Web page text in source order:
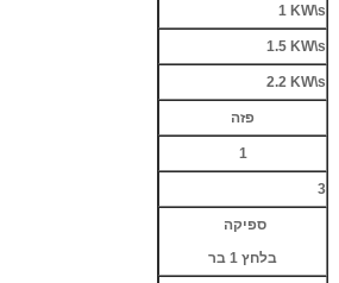
1 KW\s
1.5 KW\s
2.2 KW\s
פזה
1
3
ספיקה
בלחץ 1 בר